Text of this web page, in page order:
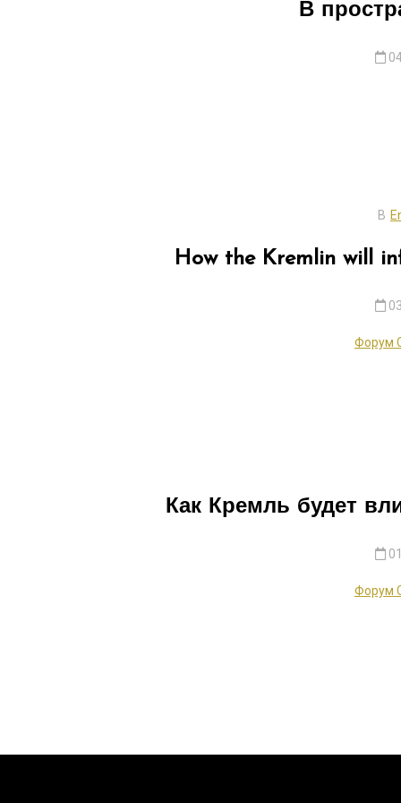
В
В
How the Kremlin will
Форум
Как Кремль будет
Форум